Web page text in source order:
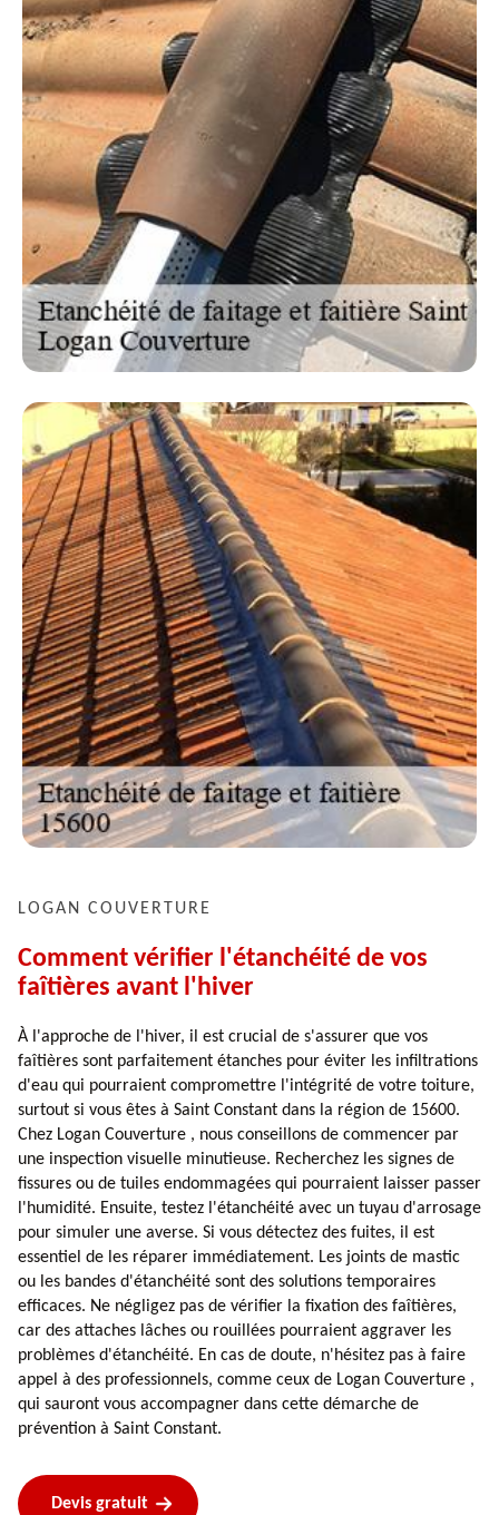
LOGAN COUVERTURE
Comment vérifier l'étanchéité de vos
faîtières avant l'hiver
À l'approche de l'hiver, il est crucial de s'assurer que vos
faîtières sont parfaitement étanches pour éviter les infiltrations
d'eau qui pourraient compromettre l'intégrité de votre toiture,
surtout si vous êtes à Saint Constant dans la région de 15600.
Chez Logan Couverture , nous conseillons de commencer par
une inspection visuelle minutieuse. Recherchez les signes de
fissures ou de tuiles endommagées qui pourraient laisser passer
l'humidité. Ensuite, testez l'étanchéité avec un tuyau d'arrosage
pour simuler une averse. Si vous détectez des fuites, il est
essentiel de les réparer immédiatement. Les joints de mastic
ou les bandes d'étanchéité sont des solutions temporaires
efficaces. Ne négligez pas de vérifier la fixation des faîtières,
car des attaches lâches ou rouillées pourraient aggraver les
problèmes d'étanchéité. En cas de doute, n'hésitez pas à faire
appel à des professionnels, comme ceux de Logan Couverture ,
qui sauront vous accompagner dans cette démarche de
prévention à Saint Constant.
Devis gratuit